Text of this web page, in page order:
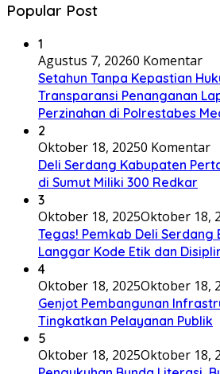
Popular Post
1
Agustus 7, 20260 Komentar
Setahun Tanpa Kepastian
Transparansi Penanganan
Perzinahan di Polrestabes
2
Oktober 18, 20250 Komentar
Deli Serdang Kabupaten
di Sumut Miliki 300 Redkar
3
Oktober 18, 2025Oktober 18,
Tegas! Pemkab Deli Serdang
Langgar Kode Etik dan
4
Oktober 18, 2025Oktober 18,
Genjot Pembangunan
Tingkatkan Pelayanan Publik
5
Oktober 18, 2025Oktober 18,